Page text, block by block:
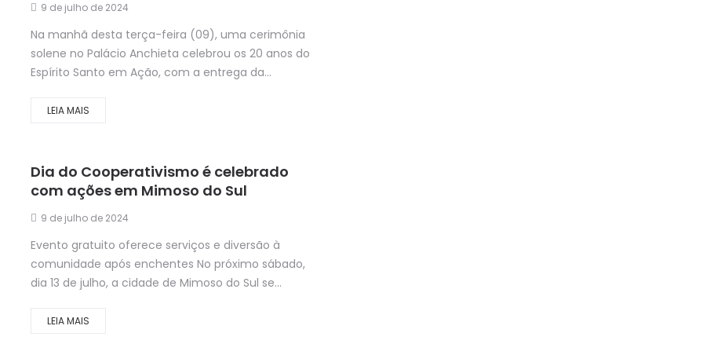
9 de julho de 2024
Na manhã desta terça-feira (09), uma cerimônia
solene no Palácio Anchieta celebrou os 20 anos do
Espírito Santo em Ação, com a entrega da...
LEIA MAIS
Dia do Cooperativismo é celebrado
com ações em Mimoso do Sul
9 de julho de 2024
Evento gratuito oferece serviços e diversão à
comunidade após enchentes No próximo sábado,
dia 13 de julho, a cidade de Mimoso do Sul se...
LEIA MAIS